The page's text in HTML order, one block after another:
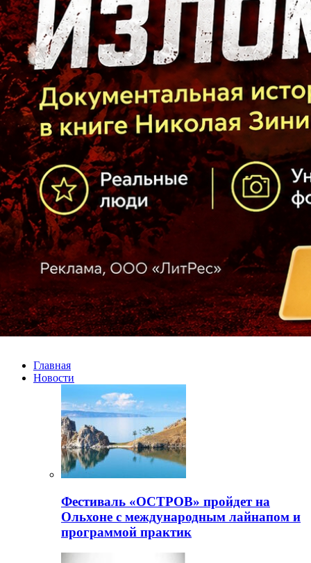
Главная
Новости
Фестиваль «ОСТРОВ» пройдет на
Ольхоне с международным лайнапом и
программой практик